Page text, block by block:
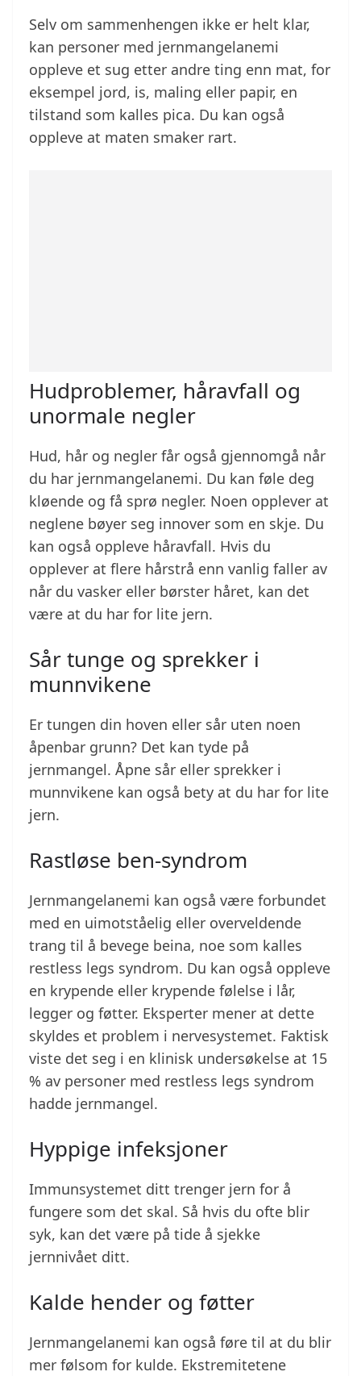
Selv om sammenhengen ikke er helt klar,
kan personer med jernmangelanemi
oppleve et sug etter andre ting enn mat, for
eksempel jord, is, maling eller papir, en
tilstand som kalles pica. Du kan også
oppleve at maten smaker rart.
Hudproblemer, håravfall og
unormale negler
Hud, hår og negler får også gjennomgå når
du har jernmangelanemi. Du kan føle deg
kløende og få sprø negler. Noen opplever at
neglene bøyer seg innover som en skje. Du
kan også oppleve håravfall. Hvis du
opplever at flere hårstrå enn vanlig faller av
når du vasker eller børster håret, kan det
være at du har for lite jern.
Sår tunge og sprekker i
munnvikene
Er tungen din hoven eller sår uten noen
åpenbar grunn? Det kan tyde på
jernmangel. Åpne sår eller sprekker i
munnvikene kan også bety at du har for lite
jern.
Rastløse ben-syndrom
Jernmangelanemi kan også være forbundet
med en uimotståelig eller overveldende
trang til å bevege beina, noe som kalles
restless legs syndrom. Du kan også oppleve
en krypende eller krypende følelse i lår,
legger og føtter. Eksperter mener at dette
skyldes et problem i nervesystemet. Faktisk
viste det seg i en klinisk undersøkelse at 15
% av personer med restless legs syndrom
hadde jernmangel.
Hyppige infeksjoner
Immunsystemet ditt trenger jern for å
fungere som det skal. Så hvis du ofte blir
syk, kan det være på tide å sjekke
jernnivået ditt.
Kalde hender og føtter
Jernmangelanemi kan også føre til at du blir
mer følsom for kulde. Ekstremitetene